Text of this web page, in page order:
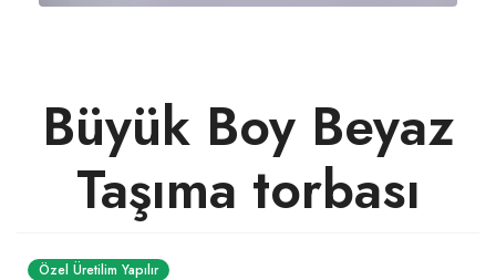
Büyük Boy Beyaz
Taşıma torbası
Özel Üretilim Yapılır